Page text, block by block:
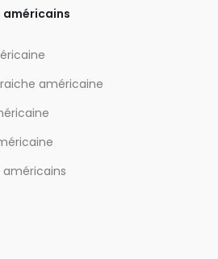
américains
américaine
américains